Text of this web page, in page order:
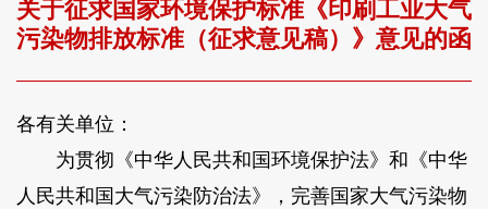
关于征求国家环境保护标准《印刷工业大气
污染物排放标准（征求意见稿）》意见的函
各有关单位：
为贯彻《中华人民共和国环境保护法》和《中华
人民共和国大气污染防治法》，完善国家大气污染物